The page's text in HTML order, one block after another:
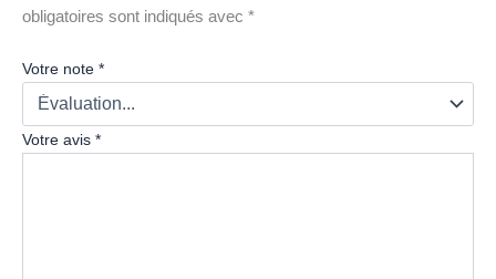
obligatoires sont indiqués avec *
Votre note *
Votre avis *